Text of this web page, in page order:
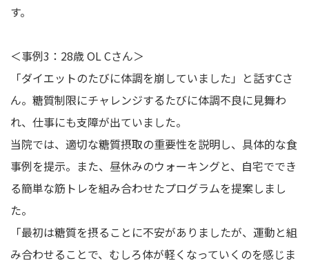
す。
＜事例3：28歳 OL Cさん＞
「ダイエットのたびに体調を崩していました」と話すCさ
ん。糖質制限にチャレンジするたびに体調不良に見舞わ
れ、仕事にも支障が出ていました。
当院では、適切な糖質摂取の重要性を説明し、具体的な食
事例を提示。また、昼休みのウォーキングと、自宅ででき
る簡単な筋トレを組み合わせたプログラムを提案しまし
た。
「最初は糖質を摂ることに不安がありましたが、運動と組
み合わせることで、むしろ体が軽くなっていくのを感じま